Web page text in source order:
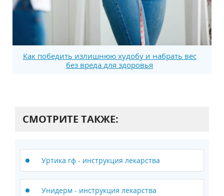
Как победить излишнюю худобу и набрать вес
без вреда для здоровья
СМОТРИТЕ ТАКЖЕ:
Уртика гф - инструкция лекарства
Унидерм - инструкция лекарства